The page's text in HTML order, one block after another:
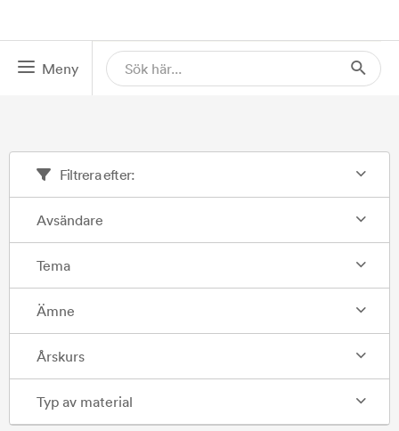
Meny
Filtrera efter:
Avsändare
Tema
Ämne
Årskurs
Typ av material